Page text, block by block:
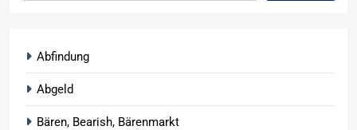
Abfindung
Abgeld
Bären, Bearish, Bärenmarkt